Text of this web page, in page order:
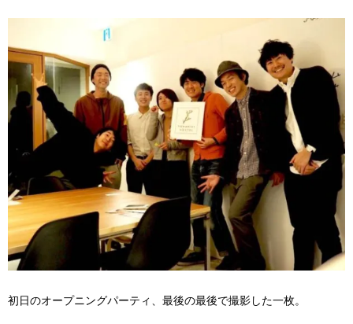
初日のオープニングパーティ、最後の最後で撮影した一枚。